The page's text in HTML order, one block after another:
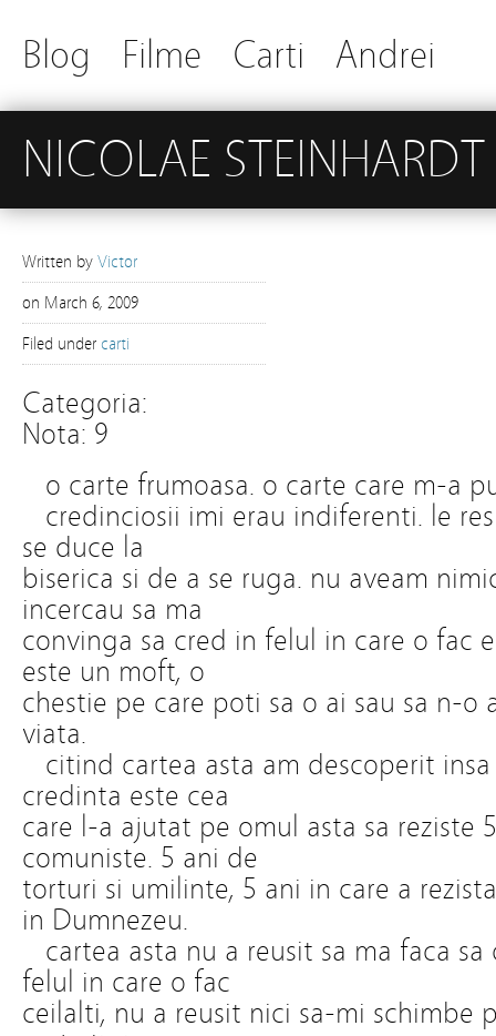
Blog Filme Carti Andrei
NICOLAE
Written by Victor
on March 6, 2009
Filed under carti
Categoria:
Nota: 9
o carte frumoasa. o carte care m-a
credinciosii imi erau indiferenti. le
se duce la
biserica si de a se ruga. nu aveam
incercau sa ma
convinga sa cred in felul in care o fac
este un moft, o
chestie pe care poti sa o ai sau sa n-o
viata.
citind cartea asta am descoperit
credinta este cea
care l-a ajutat pe omul asta sa reziste
comuniste. 5 ani de
torturi si umilinte, 5 ani in care a
in Dumnezeu.
cartea asta nu a reusit sa ma faca
felul in care o fac
ceilalti, nu a reusit nici sa-mi schimbe